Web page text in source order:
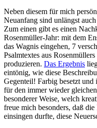
Neben diesem für mich
Neuanfang sind unlängst
Zum einen gibt es einen
Rosenmüller-Jahr: mit dem
das Wagnis eingehen, 7
Psalmtextes aus
produzieren. Das Ergebnis
eintönig, wie diese
Gegenteil! Farbig besetzt und
für den immer wieder
besonderer Weise, welch
freue mich besonders, daß
einsingen durfte, diese